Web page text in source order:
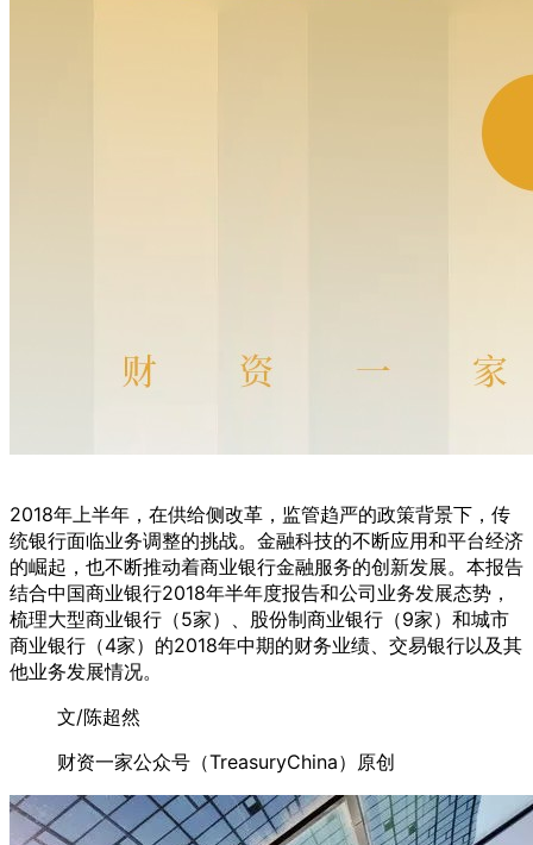
2018年上半年，在供给侧改革，监管趋严的政策背景下，传
统银行面临业务调整的挑战。金融科技的不断应用和平台经济
的崛起，也不断推动着商业银行金融服务的创新发展。本报告
结合中国商业银行2018年半年度报告和公司业务发展态势，
梳理大型商业银行（5家）、股份制商业银行（9家）和城市
商业银行（4家）的2018年中期的财务业绩、交易银行以及其
他业务发展情况。
文/陈超然
财资一家公众号（TreasuryChina）原创